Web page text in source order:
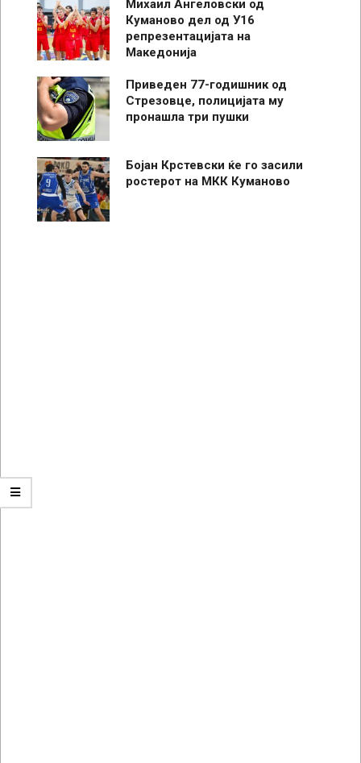
Михаил Ангеловски од
Куманово дел од У16
репрезентацијата на
Македонија
Приведен 77-годишник од
Стрезовце, полицијата му
пронашла три пушки
Бојан Крстевски ќе го засили
ростерот на МКК Куманово